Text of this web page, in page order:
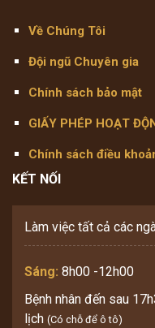
Về Chúng Tôi
Đội ngũ Chuyên gia
Chính sách bảo mật
GIẤY PHÉP HOẠT
Chính sách điều
KẾT NỐI
Làm việc tất cả các
Sáng: 8h00 -12h00
Bệnh nhân đến sau
lịch (Có chỗ để ô tô)